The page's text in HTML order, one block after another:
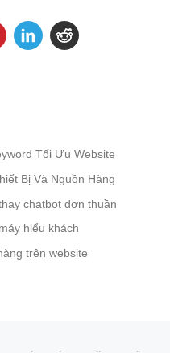
Tối Ưu Website
Bị Và Nguồn Hàng
chatbot đơn thuần
hiểu khách
trên website